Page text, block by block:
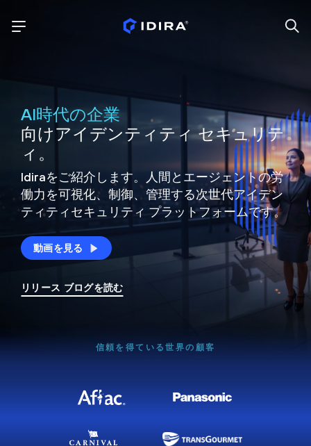
AI時代の企業
向けアイデンティティ セキュリテ
ィ。
Idiraをご紹介します。人間とエージェントの労
働力を可視化、制御、 管理する次世代アイデン
ティティセキュリティ プラットフォームです。
動画を見る
リリース ブログを読む
信頼を得ている世界の顧客